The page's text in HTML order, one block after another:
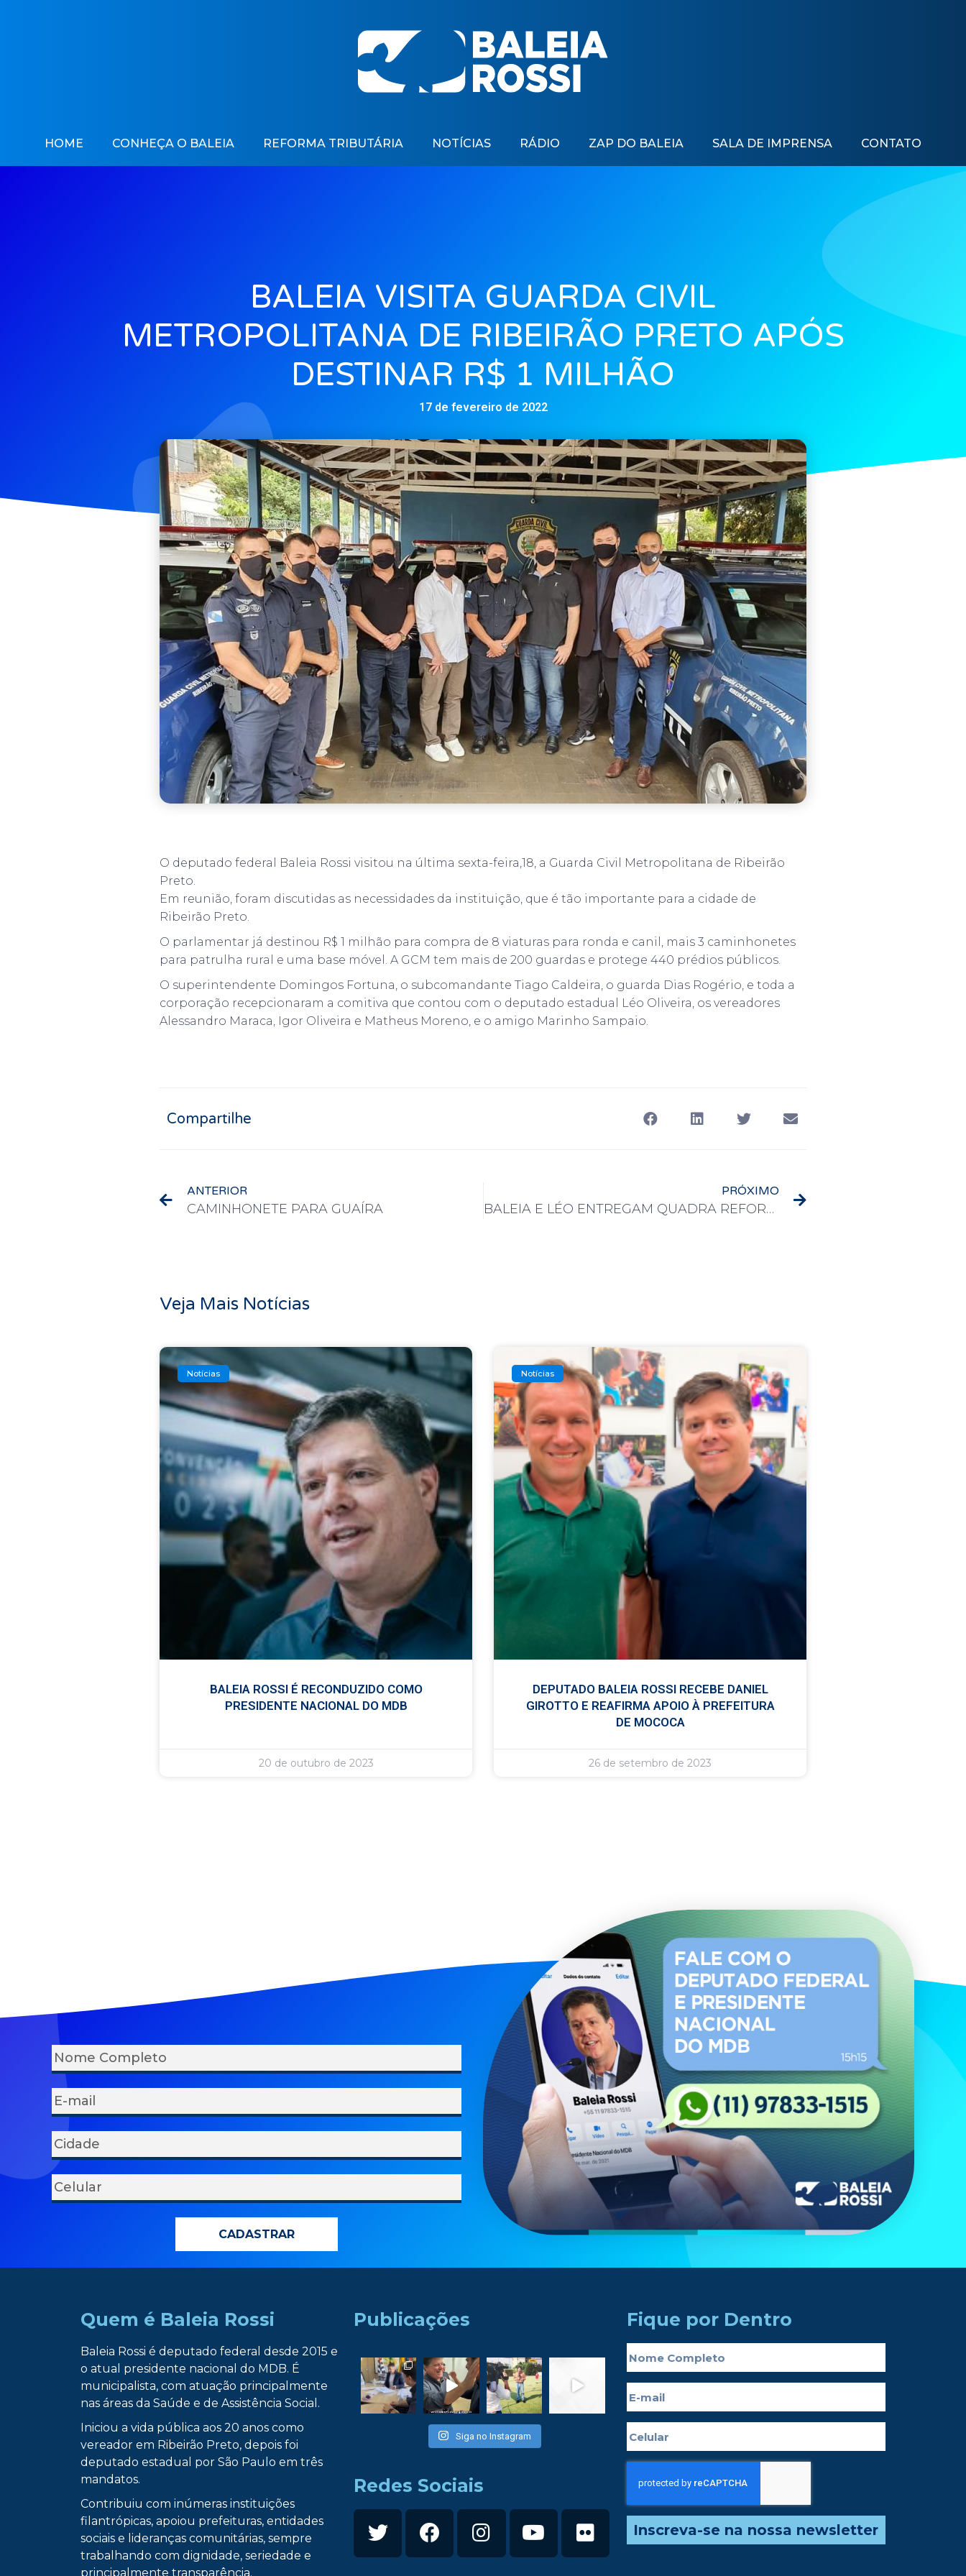
HOME CONHEÇA O BALEIA REFORMA TRIBUTÁRIA NOTÍCIAS RÁDIO ZAP DO BALEIA SALA DE IMPRENSA CONTATO
BALEIA VISITA GUARDA CIVIL
METROPOLITANA DE RIBEIRÃO PRETO APÓS
DESTINAR R$ 1 MILHÃO
17 de fevereiro de 2022
O deputado federal Baleia Rossi visitou na última sexta-feira,18, a Guarda Civil Metropolitana de Ribeirão
Preto.
Em reunião, foram discutidas as necessidades da instituição, que é tão importante para a cidade de
Ribeirão Preto.
O parlamentar já destinou R$ 1 milhão para compra de 8 viaturas para ronda e canil, mais 3 caminhonetes
para patrulha rural e uma base móvel. A GCM tem mais de 200 guardas e protege 440 prédios públicos.
O superintendente Domingos Fortuna, o subcomandante Tiago Caldeira, o guarda Dias Rogério, e toda a
corporação recepcionaram a comitiva que contou com o deputado estadual Léo Oliveira, os vereadores
Alessandro Maraca, Igor Oliveira e Matheus Moreno, e o amigo Marinho Sampaio.
Compartilhe
ANTERIOR
CAMINHONETE PARA GUAÍRA
PRÓXIMO
BALEIA E LÉO ENTREGAM QUADRA REFORMADA E COBERTA EM PRADÓPOLIS
Veja Mais Notícias
Notícias
BALEIA ROSSI É RECONDUZIDO COMO
PRESIDENTE NACIONAL DO MDB
20 de outubro de 2023
Notícias
DEPUTADO BALEIA ROSSI RECEBE DANIEL
GIROTTO E REAFIRMA APOIO À PREFEITURA
DE MOCOCA
26 de setembro de 2023
CADASTRAR
Quem é Baleia Rossi
Baleia Rossi é deputado federal desde 2015 e
o atual presidente nacional do MDB. É
municipalista, com atuação principalmente
nas áreas da Saúde e de Assistência Social.
Iniciou a vida pública aos 20 anos como
vereador em Ribeirão Preto, depois foi
deputado estadual por São Paulo em três
mandatos.
Contribuiu com inúmeras instituições
filantrópicas, apoiou prefeituras, entidades
sociais e lideranças comunitárias, sempre
trabalhando com dignidade, seriedade e
principalmente transparência.
Publicações
Siga no Instagram
Redes Sociais
Fique por Dentro
Inscreva-se na nossa newsletter